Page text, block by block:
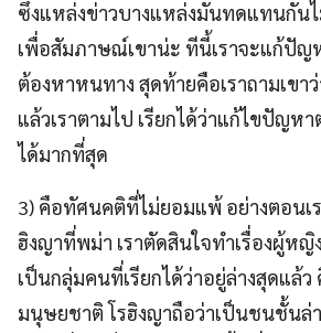
ซึ่งแหล่งข่าวบางแหล่งมันทดแทนกันไ
เพื่อสัมภาษณ์เขาน่ะ ทีนี้เราจะแก้ปัญห
ต้องหาหนทาง สุดท้ายคือเราถามเขา
แล้วเราตามไป เรียกได้ว่าแก้ไขปัญห
ได้มากที่สุด
3) คือทัศนคติที่ไม่ยอมแพ้ อย่างตอนเร
ฮิงญาที่พม่า เราตัดสินใจทำเรื่องผู้หญิ
เป็นกลุ่มคนที่เรียกได้ว่าอยู่ล่างสุดแล้
มนุษยชาติ โรฮิงญาถือว่าเป็นชนชั้นล่